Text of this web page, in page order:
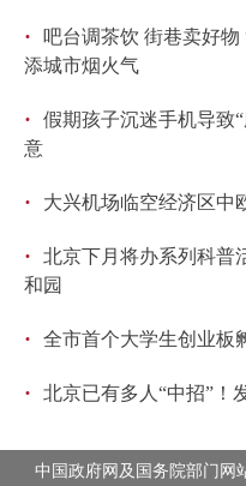
·
吧台调茶饮 街巷卖好
添城市烟火气
·
假期孩子沉迷手机导致
意
· 大兴机场临空经济区中
·
北京下月将办系列科普
和园
· 全市首个大学生创业板
· 北京已有多人“中招”！
中国政府网及国务院部门网